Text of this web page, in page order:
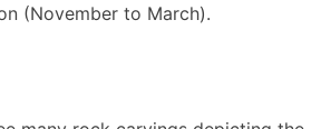
(November to March).